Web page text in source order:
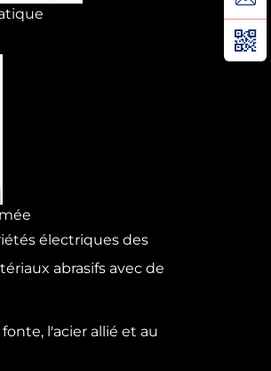
électriques des
abrasifs avec de
l'acier allié et au